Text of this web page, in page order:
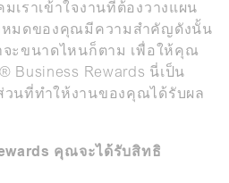
เราเข้าใจงานที่ต้องวางแผน
หมดของคุณมีความสำคัญดังนั้น
จะขนาดไหนก็ตาม เพื่อให้คุณ
Business Rewards นี่เป็น
วนที่ทำให้งานของคุณได้รับผล
คุณจะได้รับสิทธิ